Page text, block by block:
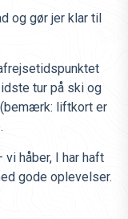
og gør jer klar til
tur på ski og
liftkort er
håber, I har haft
gode oplevelser.